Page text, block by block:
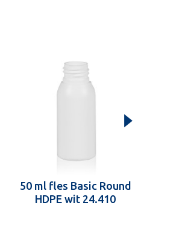
50 ml fles Basic Round
HDPE wit 24.410